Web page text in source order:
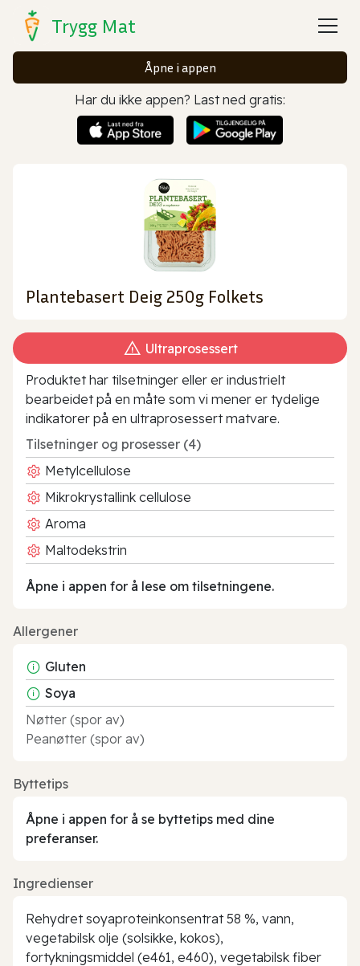
Trygg Mat
Åpne i appen
Har du ikke appen? Last ned gratis:
Plantebasert Deig 250g Folkets
Ultraprosessert
Produktet har tilsetninger eller er industrielt
bearbeidet på en måte som vi mener er tydelige
indikatorer på en ultraprosessert matvare.
Tilsetninger og prosesser (4)
Metylcellulose
Mikrokrystallink cellulose
Aroma
Maltodekstrin
Åpne i appen for å lese om tilsetningene.
Allergener
Gluten
Soya
Nøtter (spor av)
Peanøtter (spor av)
Byttetips
Åpne i appen for å se byttetips med dine
preferanser.
Ingredienser
Rehydret soyaproteinkonsentrat 58 %, vann,
vegetabilsk olje (solsikke, kokos),
fortykningsmiddel (e461, e460), vegetabilsk fiber